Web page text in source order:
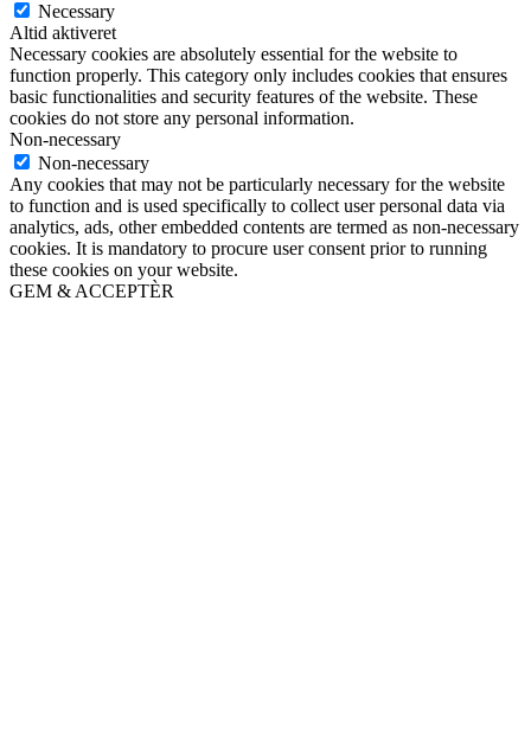
Necessary
Altid aktiveret
Necessary cookies are absolutely essential for the website to
function properly. This category only includes cookies that ensures
basic functionalities and security features of the website. These
cookies do not store any personal information.
Non-necessary
Non-necessary
Any cookies that may not be particularly necessary for the website
to function and is used specifically to collect user personal data via
analytics, ads, other embedded contents are termed as non-necessary
cookies. It is mandatory to procure user consent prior to running
these cookies on your website.
GEM & ACCEPTÈR